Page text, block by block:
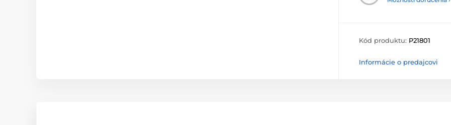
Kód produktu: P21801
Informácie o predajcovi